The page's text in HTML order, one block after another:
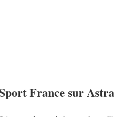
France sur Astra